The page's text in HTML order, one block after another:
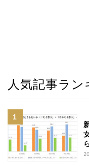
人気記事ラン